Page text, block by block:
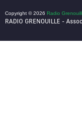
Copyright © 2026 Radio
RADIO GRENOUILLE -